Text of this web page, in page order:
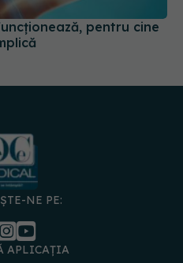
pentru cine
NE PE:
APLICAȚIA